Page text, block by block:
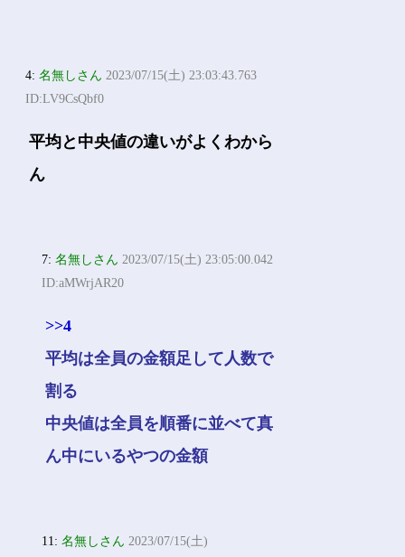
4:名無しさん 2023/07/15(土) 23:03:43.763
ID:LV9CsQbf0
平均と中央値の違いがよくわから
ん
7:名無しさん 2023/07/15(土) 23:05:00.042
ID:aMWrjAR20
>>4
平均は全員の金額足して人数で
割る
中央値は全員を順番に並べて真
ん中にいるやつの金額
11:名無しさん 2023/07/15(土)